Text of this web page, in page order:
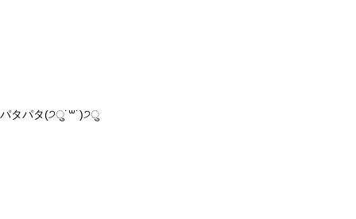
パタパタ(੭ु˙꒳​˙)੭ु